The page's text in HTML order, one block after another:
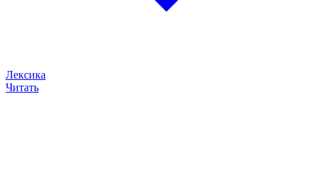
Лексика
Читать